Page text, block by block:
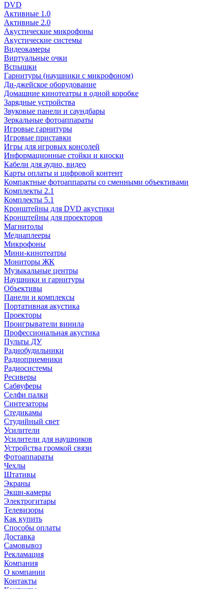
DVD
Активные 1.0
Активные 2.0
Акустические микрофоны
Акустические системы
Видеокамеры
Виртуальные очки
Вспышки
Гарнитуры (наушники с микрофоном)
Ди-джейское оборудование
Домашние кинотеатры в одной коробке
Зарядные устройства
Звуковые панели и саундбары
Зеркальные фотоаппараты
Игровые гарнитуры
Игровые приставки
Игры для игровых консолей
Информационные стойки и киоски
Кабели для аудио, видео
Карты оплаты и цифровой контент
Компактные фотоаппараты со сменными объективами
Комплекты 2.1
Комплекты 5.1
Кронштейны для DVD акустики
Кронштейны для проекторов
Магнитолы
Медиаплееры
Микрофоны
Мини-кинотеатры
Мониторы ЖК
Музыкальные центры
Наушники и гарнитуры
Объективы
Панели и комплексы
Портативная акустика
Проекторы
Проигрыватели винила
Профессиональная акустика
Пульты ДУ
Радиобудильники
Радиоприемники
Радиосистемы
Ресиверы
Сабвуферы
Селфи палки
Синтезаторы
Стедикамы
Студийный свет
Усилители
Усилители для наушников
Устройства громкой связи
Фотоаппараты
Чехлы
Штативы
Экраны
Экшн-камеры
Электрогитары
Телевизоры
Как купить
Способы оплаты
Доставка
Самовывоз
Рекламация
Компания
О компании
Контакты